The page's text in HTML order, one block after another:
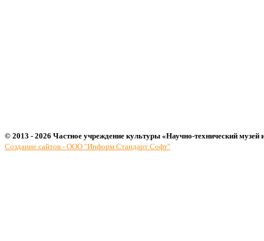
© 2013 - 2026 Частное учреждение культуры «Научно-технический музей
Создание сайтов - ООО "Информ Стандарт Софт"